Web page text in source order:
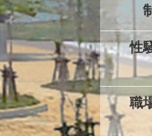
性
職